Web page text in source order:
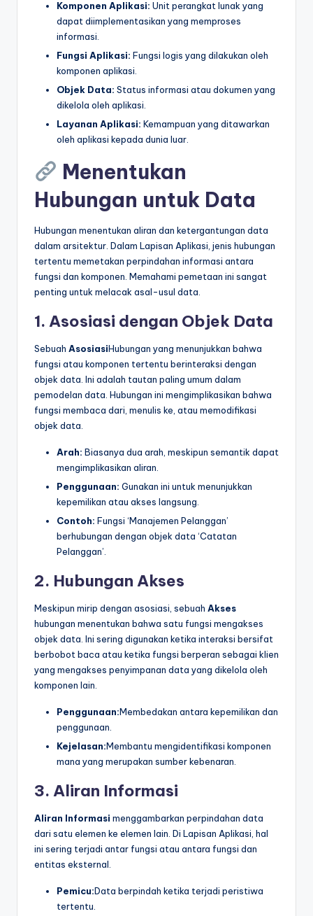
Komponen Aplikasi: Unit perangkat lunak yang
dapat diimplementasikan yang memproses
informasi.
Fungsi Aplikasi: Fungsi logis yang dilakukan oleh
komponen aplikasi.
Objek Data: Status informasi atau dokumen yang
dikelola oleh aplikasi.
Layanan Aplikasi: Kemampuan yang ditawarkan
oleh aplikasi kepada dunia luar.
Menentukan
Hubungan untuk Data
Hubungan menentukan aliran dan ketergantungan data
dalam arsitektur. Dalam Lapisan Aplikasi, jenis hubungan
tertentu memetakan perpindahan informasi antara
fungsi dan komponen. Memahami pemetaan ini sangat
penting untuk melacak asal-usul data.
1. Asosiasi dengan Objek Data
Sebuah AsosiasiHubungan yang menunjukkan bahwa
fungsi atau komponen tertentu berinteraksi dengan
objek data. Ini adalah tautan paling umum dalam
pemodelan data. Hubungan ini mengimplikasikan bahwa
fungsi membaca dari, menulis ke, atau memodifikasi
objek data.
Arah: Biasanya dua arah, meskipun semantik dapat
mengimplikasikan aliran.
Penggunaan: Gunakan ini untuk menunjukkan
kepemilikan atau akses langsung.
Contoh: Fungsi ‘Manajemen Pelanggan’
berhubungan dengan objek data ‘Catatan
Pelanggan’.
2. Hubungan Akses
Meskipun mirip dengan asosiasi, sebuah Akses
hubungan menentukan bahwa satu fungsi mengakses
objek data. Ini sering digunakan ketika interaksi bersifat
berbobot baca atau ketika fungsi berperan sebagai klien
yang mengakses penyimpanan data yang dikelola oleh
komponen lain.
Penggunaan:Membedakan antara kepemilikan dan
penggunaan.
Kejelasan:Membantu mengidentifikasi komponen
mana yang merupakan sumber kebenaran.
3. Aliran Informasi
Aliran Informasi menggambarkan perpindahan data
dari satu elemen ke elemen lain. Di Lapisan Aplikasi, hal
ini sering terjadi antar fungsi atau antara fungsi dan
entitas eksternal.
Pemicu:Data berpindah ketika terjadi peristiwa
tertentu.